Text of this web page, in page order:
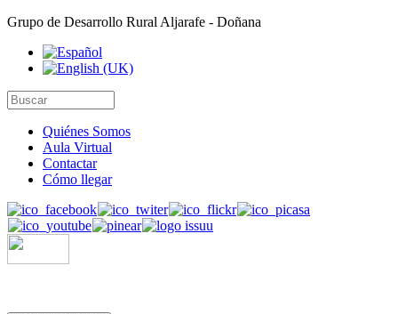
Grupo de Desarrollo Rural Aljarafe - Doñana
Quiénes Somos
Aula Virtual
Contactar
Cómo llegar